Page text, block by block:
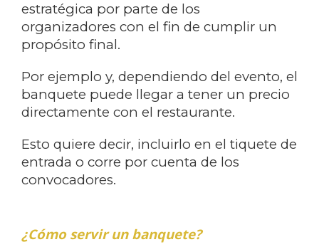
estratégica por parte de los
organizadores con el fin de cumplir un
propósito final.
Por ejemplo y, dependiendo del evento, el
banquete puede llegar a tener un precio
directamente con el restaurante.
Esto quiere decir, incluirlo en el tiquete de
entrada o corre por cuenta de los
convocadores.
¿Cómo servir un banquete?